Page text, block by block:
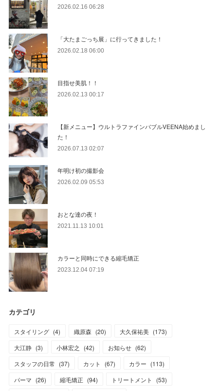
2026.02.16 06:28
「大たまごっち展」に行ってきました！
2026.02.18 06:00
目指せ美肌！！
2026.02.13 00:17
【新メニュー】ウルトラファインバブルVEENA始めまし
た！
2026.07.13 02:07
年明け初の撮影会
2026.02.09 05:53
おとな達の夜！
2021.11.13 10:01
カラーと同時にできる縮毛矯正
2023.12.04 07:19
カテゴリ
スタイリング (4) 織原森 (20) 大久保祐美 (173)
大江静 (3) 小林宏之 (42) お知らせ (62)
スタッフの日常 (37) カット (67) カラー (113)
パーマ (26) 縮毛矯正 (94) トリートメント (53)